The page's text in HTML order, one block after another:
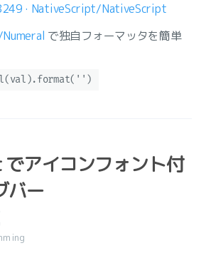
· NativeScript/NativeScript
で独自フォーマッタを簡単
アイコンフォント付
バー